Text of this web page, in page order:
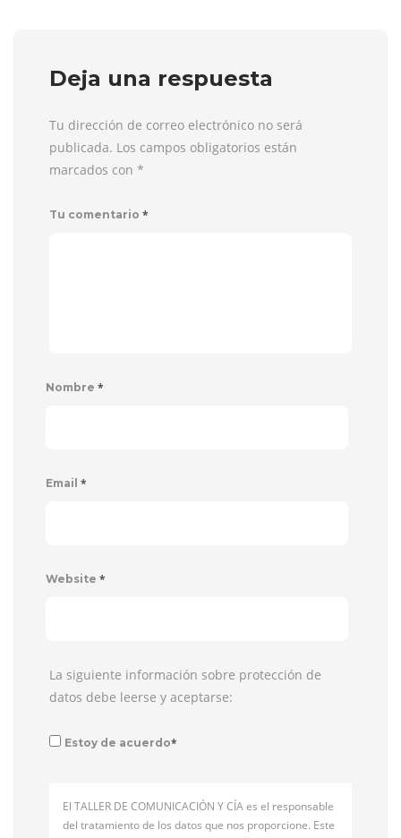
Deja una respuesta
Tu dirección de correo electrónico no será
publicada. Los campos obligatorios están
marcados con *
Tu comentario *
Nombre *
Email *
Website *
La siguiente información sobre protección de
datos debe leerse y aceptarse:
Estoy de acuerdo*
El TALLER DE COMUNICACIÓN Y CÍA es el responsable
del tratamiento de los datos que nos proporcione. Este